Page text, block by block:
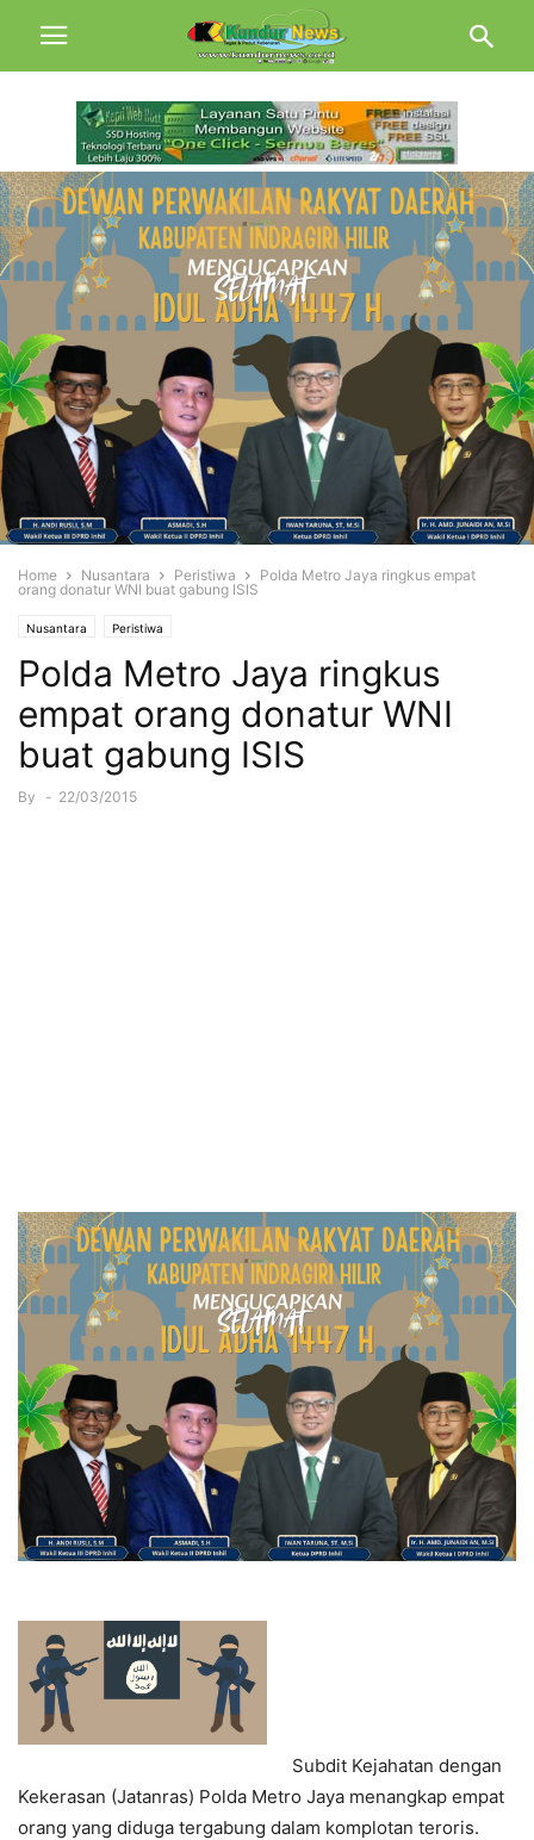
Home Nusantara Peristiwa
Polda Metro Jaya ringkus empat
orang donatur WNI buat gabung ISIS
Nusantara Peristiwa
Polda Metro Jaya ringkus
empat orang donatur WNI
buat gabung ISIS
By - 22/03/2015
Subdit Kejahatan dengan
Kekerasan (Jatanras) Polda Metro Jaya menangkap empat
orang yang diduga tergabung dalam komplotan teroris.